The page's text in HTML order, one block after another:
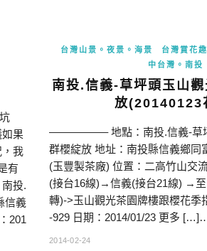
果
我
有
投.
信義
201
台灣山景。夜景。海景 台灣賞花
中台灣。南投
南投.信義-草坪頭玉山
放(20140123
—————– 地點：南投.信義-草坪
群櫻綻放 地址：南投縣信義鄉同
(玉豐製茶廠) 位置：二高竹山
(接台16線)→信義(接台21線) →
轉)->玉山觀光茶園牌樓跟櫻花季
-929 日期：2014/01/23 更多
2014-02-24